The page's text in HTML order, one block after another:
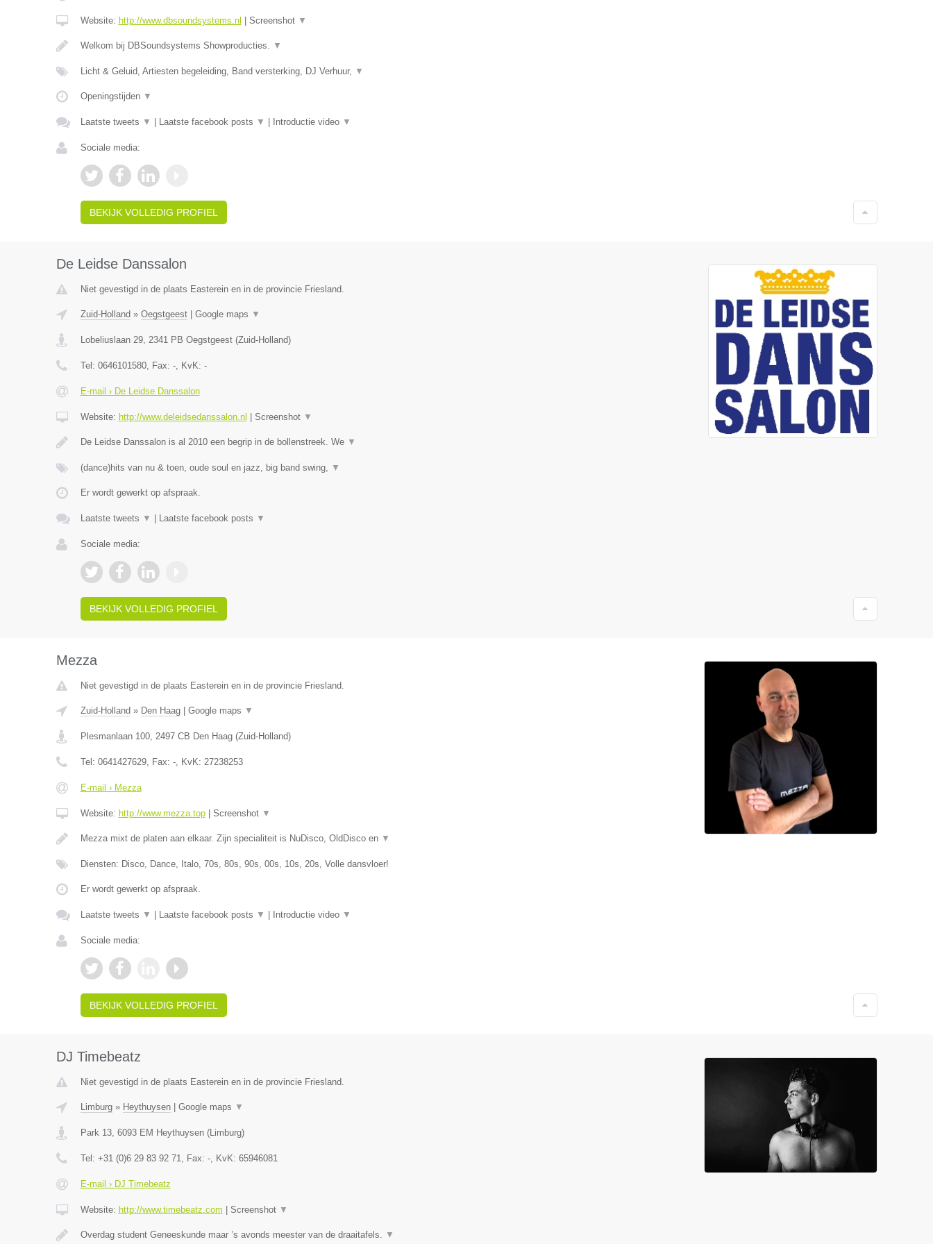
Website: http://www.dbsoundsystems.nl Screenshot ▼
Welkom bij DBSoundsystems Showproducties. ▼
Licht & Geluid, Artiesten begeleiding, Band versterking, DJ Verhuur, ▼
Openingstijden ▼
Laatste tweets ▼ Laatste facebook posts ▼ Introductie video ▼
Sociale media:
BEKIJK VOLLEDIG PROFIEL
De Leidse Danssalon
Niet gevestigd in de plaats Easterein en in de provincie Friesland.
Zuid-Holland » Oegstgeest| Google maps ▼
Lobeliuslaan 29, 2341 PB Oegstgeest(Zuid-Holland)
Tel: 0646101580, Fax: -, KvK: -
E-mail › De Leidse Danssalon
Website: http://www.deleidsedanssalon.nl Screenshot ▼
De Leidse Danssalon is al 2010 een begrip in de bollenstreek. We ▼
(dance)hits van nu & toen, oude soul en jazz, big band swing, ▼
Er wordt gewerkt op afspraak.
Laatste tweets ▼ Laatste facebook posts ▼
Sociale media:
BEKIJK VOLLEDIG PROFIEL
Mezza
Niet gevestigd in de plaats Easterein en in de provincie Friesland.
Zuid-Holland » Den Haag| Google maps ▼
Plesmanlaan 100, 2497 CB Den Haag(Zuid-Holland)
Tel: 0641427629, Fax: -, KvK: 27238253
E-mail › Mezza
Website: http://www.mezza.top| Screenshot ▼
Mezza mixt de platen aan elkaar. Zijn specialiteit is NuDisco, OldDisco en ▼
Diensten: Disco, Dance, Italo, 70s, 80s, 90s, 00s, 10s, 20s, Volle dansvloer!
Er wordt gewerkt op afspraak.
Laatste tweets ▼ Laatste facebook posts ▼ Introductie video ▼
Sociale media:
BEKIJK VOLLEDIG PROFIEL
DJ Timebeatz
Niet gevestigd in de plaats Easterein en in de provincie Friesland.
Limburg» Heythuysen| Google maps ▼
Park 13, 6093 EM Heythuysen(Limburg)
Tel: +31 (0)6 29 83 92 71, Fax: -, KvK: 65946081
E-mail › DJ Timebeatz
Website: http://www.timebeatz.com Screenshot ▼
Overdag student Geneeskunde maar ’s avonds meester van de draaitafels. ▼